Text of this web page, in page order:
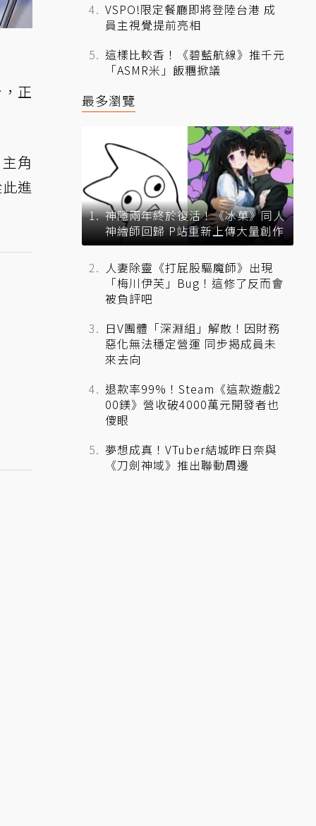
正
角
進
VSPO!限定餐廳即將登陸台港 成
員主視覺提前亮相
這樣比較香！《碧藍航線》推千元
「ASMR米」飯糰掀議
最多瀏覽
神隱兩年終於復活！《冰菓》同人
神繪師回歸 P站重新上傳大量創作
人妻除靈《打屁股驅魔師》出現
「梅川伊芙」Bug！這修了反而會
被負評吧
日V團體「深淵組」解散！因財務
惡化無法穩定營運 同步揭成員未
來去向
退款率99%！Steam《這款遊戲2
00鎂》營收破4000萬元開發者也
傻眼
夢想成真！VTuber結城昨日奈與
《刀劍神域》推出聯動周邊